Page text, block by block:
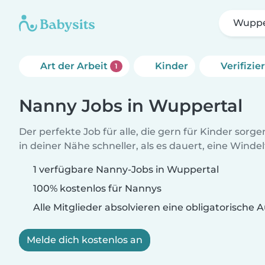
Art der Arbeit 1 Kinder
Nanny Jobs in Wuppertal
Der perfekte Job für alle, die gern für Kinder
in deiner Nähe schneller, als es dauert, eine
1 verfügbare Nanny-Jobs in Wuppertal
100% kostenlos für Nannys
Alle Mitglieder absolvieren eine obligatorische
Melde dich kostenlos an